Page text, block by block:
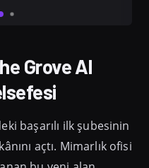
Grove Al
başarılı ilk şubesinin
açtı. Mimarlık ofisi